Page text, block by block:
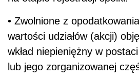
• Zwolnione z
wartości udziałów (akcji)
wkład niepieniężny w
lub jego zorganizowanej